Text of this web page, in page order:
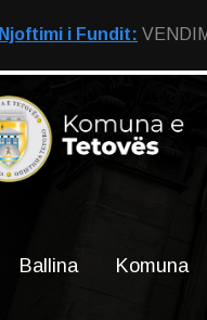
Njoftimi i Fundit:
Ballina Komuna